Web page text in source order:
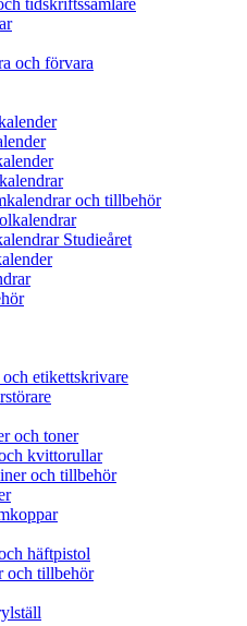
tidskriftssamlare
och förvara
och tillbehör
Studieåret
etikettskrivare
och toner
kvittorullar
och tillbehör
häftpistol
och tillbehör